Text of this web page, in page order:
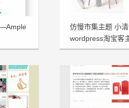
仿慢市集主题 小
wordpress淘宝客